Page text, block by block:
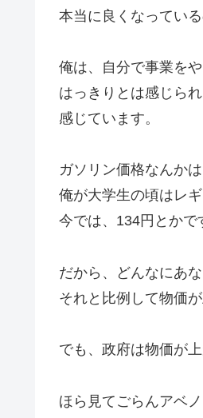
本当に良くなってい
俺は、自分で事業を
はっきりとは感じら
感じています。
ガソリン価格なんかは
俺が大学生の頃はレ
今では、134円とかで
だから、どんなにあ
それと比例して物価
でも、政府は物価が
ほら見てごらんアベ